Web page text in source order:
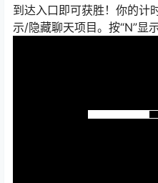
到达入口即可获胜！你的计
示/隐藏聊天项目。按“N”显